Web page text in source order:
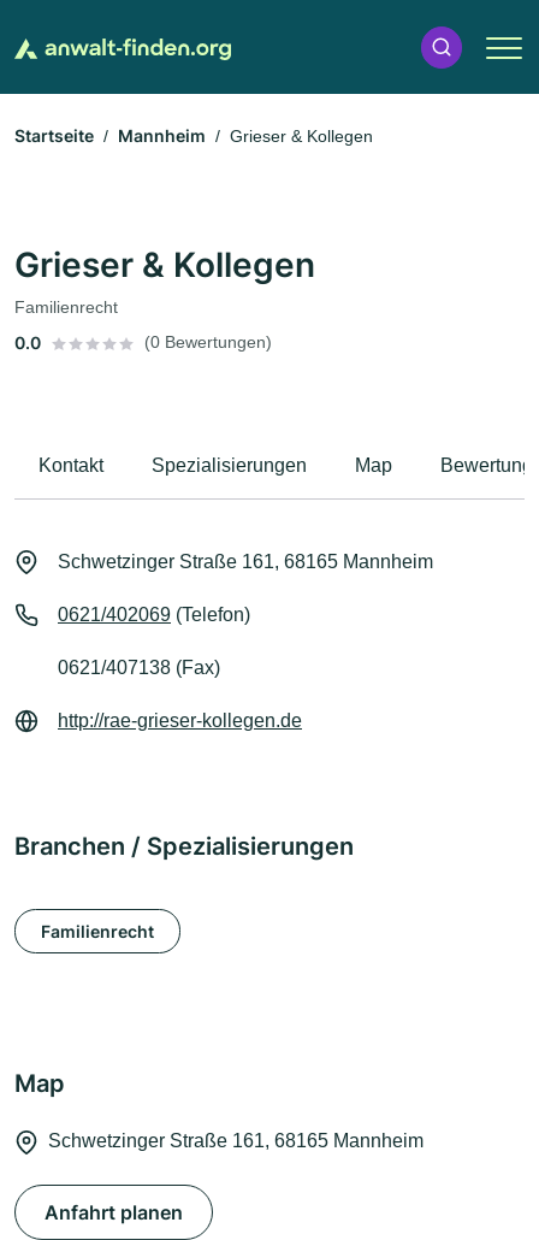
Startseite Mannheim Grieser & Kollegen
Grieser & Kollegen
Familienrecht
0.0 (0 Bewertungen)
Kontakt Spezialisierungen Map
Schwetzinger Straße 161, 68165 Mannheim
0621/402069 (Telefon)
0621/407138 (Fax)
http://rae-grieser-kollegen.de
Branchen / Spezialisierungen
Familienrecht
Map
Schwetzinger Straße 161, 68165 Mannheim
Anfahrt planen